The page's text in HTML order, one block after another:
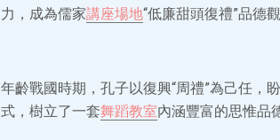
力，成為儒家講座場地“低廉甜頭復禮”品德
年齡戰國時期，孔子以復興“周禮”為己任，
式，樹立了一套舞蹈教室內涵豐富的思惟品